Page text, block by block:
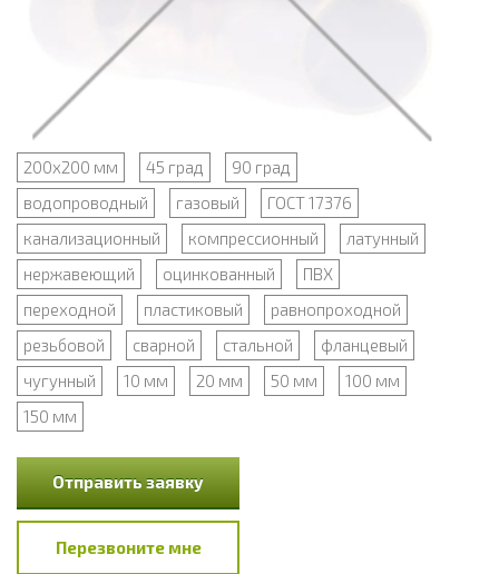
200х200 мм 45 град
90 град
водопроводный
газовый
ГОСТ 17376
канализационный
компрессионный
латунный
нержавеющий
оцинкованный
ПВХ
переходной
пластиковый
равнопроходной
резьбовой
сварной стальной
фланцевый
чугунный
10 мм 20 мм 50 мм
100 мм
150 мм
Отправить заявку
Перезвоните мне